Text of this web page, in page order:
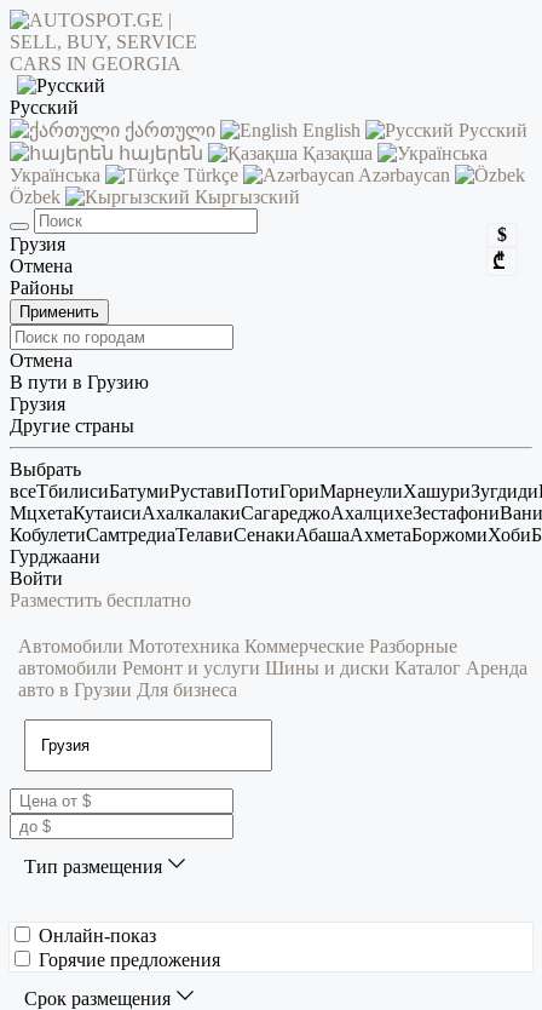
Русский
ქართული
English
Русский
հայերեն
Қазақша
Українська
Türkçe
Azərbaycan
Özbek
Кыргызский
$
₾
Грузия
Отмена
Районы
Применить
Отмена
В пути в Грузию
Грузия
Другие страны
Выбрать
всеТбилисиБатумиРуставиПотиГориМарнеулиХашуриЗугдиди
МцхетаКутаисиАхалкалакиСагареджоАхалцихеЗестафониВани
КобулетиСамтредиаТелавиСенакиАбашаАхметаБоржомиХоби
Гурджаани
Войти
Разместить бесплатно
Автомобили Мототехника Коммерческие Разборные
автомобили Ремонт и услуги Шины и диски Каталог Аренда
авто в Грузии Для бизнеса
Тип размещения
Онлайн-показ
Горячие предложения
Срок размещения